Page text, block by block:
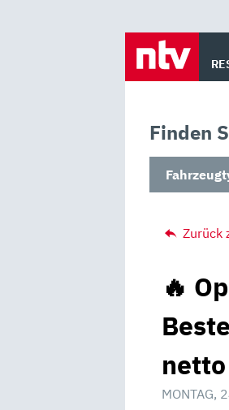
Finden
Zurück
🔥
netto
MONTAG,